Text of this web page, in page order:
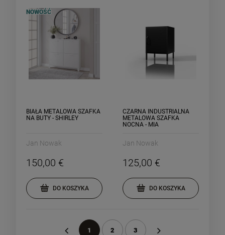
BIAŁA METALOWA SZAFKA
NA BUTY - SHIRLEY
Jan Nowak
150,00 €
DO KOSZYKA
NOWOŚĆ
CZARNA INDUSTRIALNA
METALOWA SZAFKA
NOCNA - MIA
Jan Nowak
125,00 €
DO KOSZYKA
1 2 3